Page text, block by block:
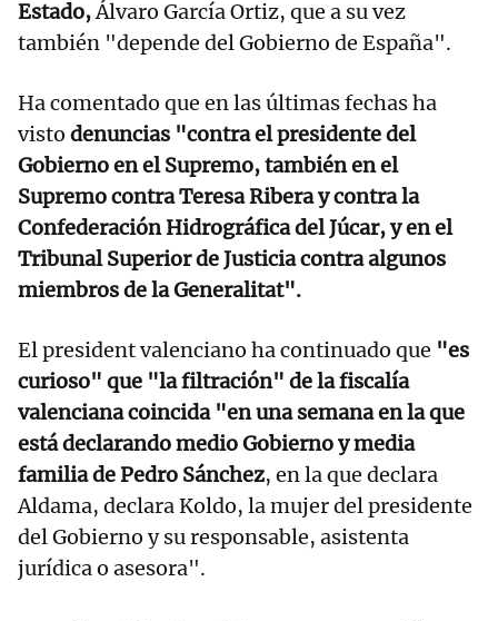
Estado,Álvaro García Ortiz, que a su vez
también "depende del Gobierno de España".
Ha comentado que en las últimas fechas ha
visto denuncias "contra el presidente del
Gobierno en el Supremo, también en el
Supremo contra Teresa Ribera y contra la
Confederación Hidrográfica del Júcar, y en el
Tribunal Superior de Justicia contra algunos
miembros de la Generalitat".
El president valenciano ha continuado que "es
curioso" que "la filtración" de la fiscalía
valenciana coincida "en una semana en la que
está declarando medio Gobierno y media
familia de Pedro Sánchez, en la que declara
Aldama, declara Koldo, la mujer del presidente
del Gobierno y su responsable, asistenta
jurídica o asesora".